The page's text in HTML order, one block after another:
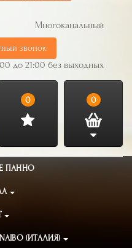
Многоканальный
звонок
до 21:00 без выходных
0 0
ПАННО
(ИТАЛИЯ)